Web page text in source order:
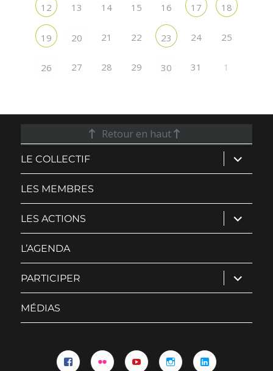
12 13 14 15 16 17 18
19 20 21 22 23 24 25
26 27 28 29 30 31 1
Retour en haut
LE COLLECTIF ouvrir
le
sous-
LES MEMBRES
LES ACTIONS ouvrir
le
sous-
L’AGENDA
PARTICIPER ouvrir
le
sous-
MÉDIAS